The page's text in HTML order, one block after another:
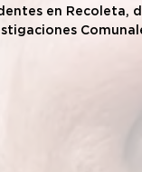
en Recoleta,